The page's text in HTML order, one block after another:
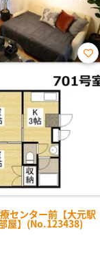
センター前【大元駅
屋】(No.123438)
お気
に入
り登